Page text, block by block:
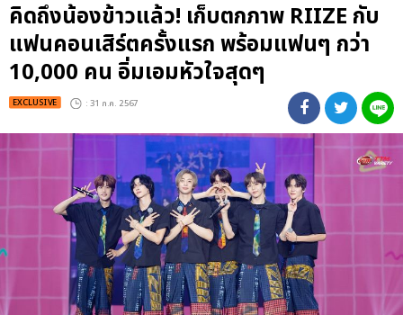
คิดถึงน้องข้าวแล้ว! เก็บตกภาพ RIIZE กับ
แฟนคอนเสิร์ตครั้งแรก พร้อมแฟนๆ กว่า
10,000 คน อิ่มเอมหัวใจสุดๆ
EXCLUSIVE : 31 ก.ค. 2567